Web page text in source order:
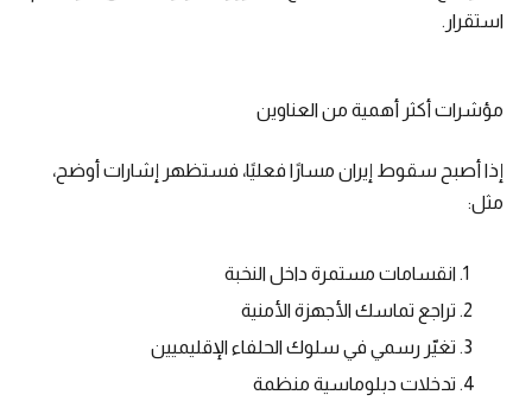
استقرار.
مؤشرات أكثر أهمية من العناوين
إذا أصبح سقوط إيران مسارًا فعليًا، فستظهر إشارات أوضح،
مثل:
انقسامات مستمرة داخل النخبة
تراجع تماسك الأجهزة الأمنية
تغيّر رسمي في سلوك الحلفاء الإقليميين
تدخلات دبلوماسية منظمة